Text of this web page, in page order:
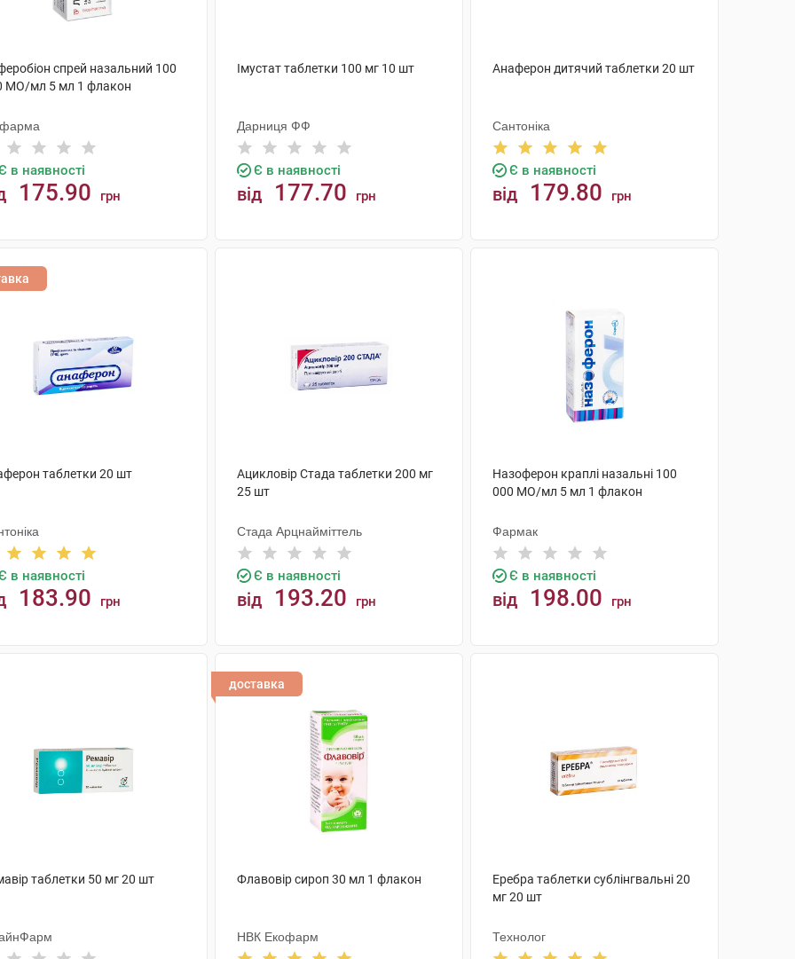
спрей назальний 100
МО/мл 5 мл 1 флакон
в наявності
175.90 грн
Імустат таблетки 100 мг 10 шт
Дарниця ФФ
Є в наявності
від 177.70 грн
Анаферон дитячий таблетки 20 шт
Сантоніка
Є в наявності
від 179.80 грн
таблетки 20 шт
в наявності
183.90 грн
Ацикловір Стада таблетки 200 мг
25 шт
Стада Арцнайміттель
Є в наявності
від 193.20 грн
Назоферон краплі назальні 100
000 МО/мл 5 мл 1 флакон
Фармак
Є в наявності
від 198.00 грн
таблетки 50 мг 20 шт
доставка
Флавовір сироп 30 мл 1 флакон
НВК Екофарм
Еребра таблетки сублінгвальні 20
мг 20 шт
Технолог